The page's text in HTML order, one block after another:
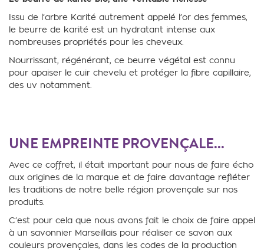
Issu de l’arbre Karité autrement appelé l’or des femmes,
le beurre de karité est un hydratant intense aux
nombreuses propriétés pour les cheveux.
Nourrissant, régénérant, ce beurre végétal est connu
pour apaiser le cuir chevelu et protéger la fibre capillaire,
des uv notamment.
UNE EMPREINTE PROVENÇALE...
Avec ce coffret, il était important pour nous de faire écho
aux origines de la marque et de faire davantage refléter
les traditions de notre belle région provençale sur nos
produits.
C’est pour cela que nous avons fait le choix de faire appel
à un savonnier Marseillais pour réaliser ce savon aux
couleurs provençales, dans les codes de la production